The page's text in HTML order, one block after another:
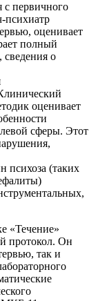
с первичного
психиатр
оценивает
полный
о
оценивает
сферы. Этот
психоза (таких
«Течение»
протокол. Он
так и